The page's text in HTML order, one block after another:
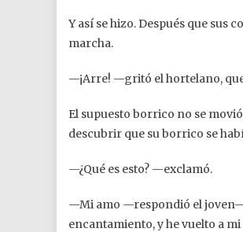
Y así se hizo. Después que sus
marcha.
—¡Arre! —gritó el hortelano,
El supuesto borrico no se
descubrir que su borrico se
—¿Qué es esto? —exclamó.
—Mi amo —respondió el
encantamiento, y he vuelto a